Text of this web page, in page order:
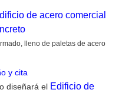
de acero comercial
lleno de paletas de acero
y cita
diseñará el Edificio de